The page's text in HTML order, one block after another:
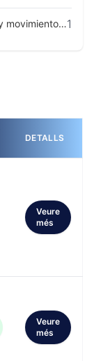
Trabajos de demolición de inmuebles y movimiento de tierras1
DETALLS
Veure
més
Veure
més